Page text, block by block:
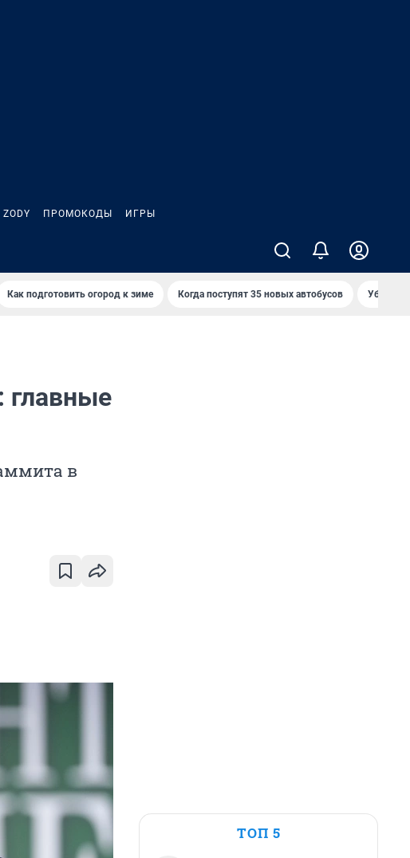
ZODY ПРОМОКОДЫ ИГРЫ
Как подготовить огород к зиме Когда поступят 35 новых автобусов Убийца
главные
в
ТОП 5